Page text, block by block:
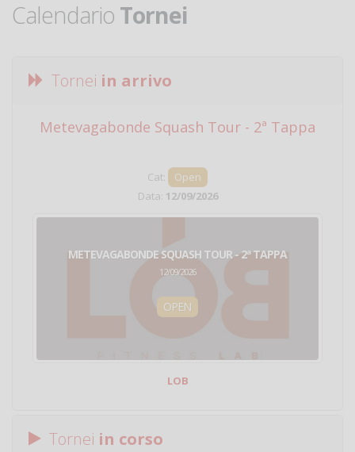
Calendario Tornei
Tornei in arrivo
Metevagabonde Squash Tour - 2ª Tappa
Cat:
Open
Data: 12/09/2026
METEVAGABONDE SQUASH TOUR - 2ª TAPPA
12/09/2026
OPEN
LOB
Tornei in corso